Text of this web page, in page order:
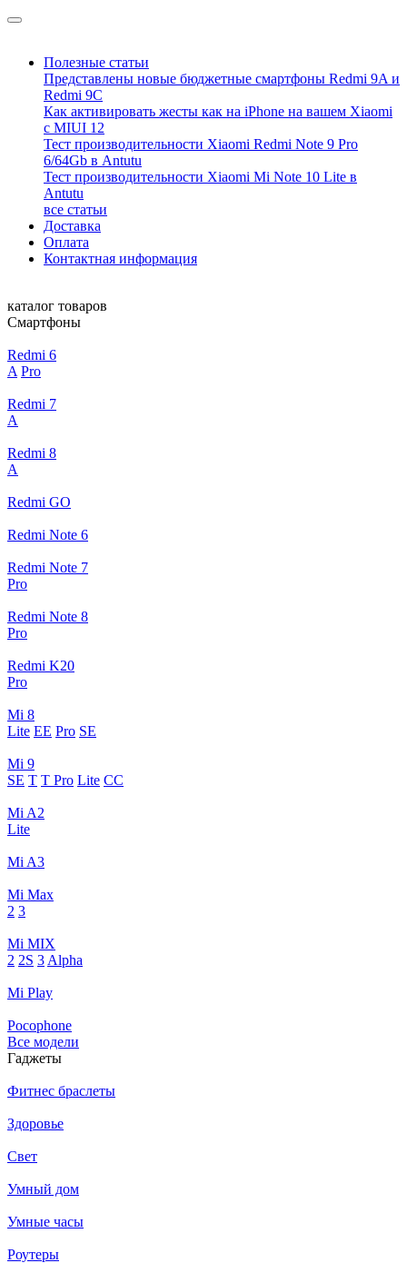
Полезные статьи
Представлены новые бюджетные смартфоны Redmi 9A и
Redmi 9C
Как активировать жесты как на iPhone на вашем Xiaomi
с MIUI 12
Тест производительности Xiaomi Redmi Note 9 Pro
6/64Gb в Antutu
Тест производительности Xiaomi Mi Note 10 Lite в
Antutu
все статьи
Доставка
Оплата
Контактная информация
каталог товаров
Смартфоны
Redmi 6
A Pro
Redmi 7
A
Redmi 8
A
Redmi GO
Redmi Note 6
Redmi Note 7
Pro
Redmi Note 8
Pro
Redmi K20
Pro
Mi 8
Lite EE Pro SE
Mi 9
SE T T Pro Lite CC
Mi A2
Lite
Mi A3
Mi Max
2 3
Mi MIX
2 2S 3 Alpha
Mi Play
Pocophone
Все модели
Гаджеты
Фитнес браслеты
Здоровье
Свет
Умный дом
Умные часы
Роутеры